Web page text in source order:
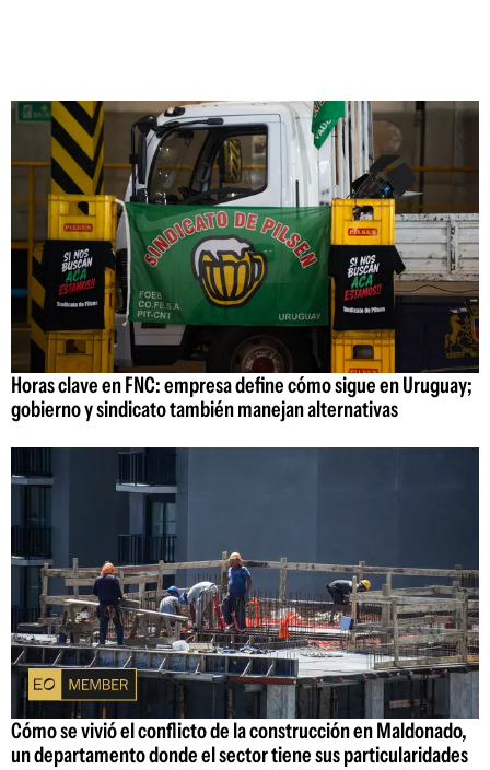
Horas clave en FNC: empresa define cómo sigue en Uruguay;
gobierno y sindicato también manejan alternativas
Cómo se vivió el conflicto de la construcción en Maldonado,
un departamento donde el sector tiene sus particularidades